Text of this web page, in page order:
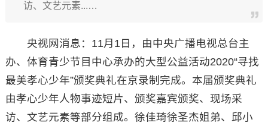
访、文艺元素...…
央视网消息：11月1日，由中央广播电视总台主
办、体育青少节目中心承办的大型公益活动2020“寻找
最美孝心少年”颁奖典礼在京录制完成。本届颁奖典礼
由孝心少年人物事迹短片、颁奖嘉宾颁奖、现场采
访、文艺元素等部分组成。徐佳琦徐圣杰姐弟、邱小